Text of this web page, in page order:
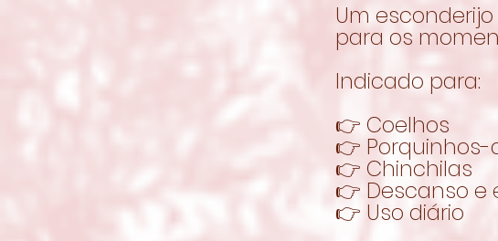
Um
para os
Indicado para:
👉 Coelhos
👉
👉 Chinchilas
👉 Descanso e
👉 Uso diário